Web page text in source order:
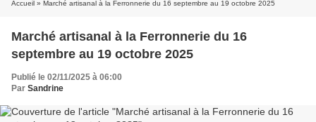
Accueil » Marché artisanal à la Ferronnerie du 16 septembre au 19 octobre 2025
Marché artisanal à la Ferronnerie du 16
septembre au 19 octobre 2025
Publié le 02/11/2025 à 06:00
Par Sandrine